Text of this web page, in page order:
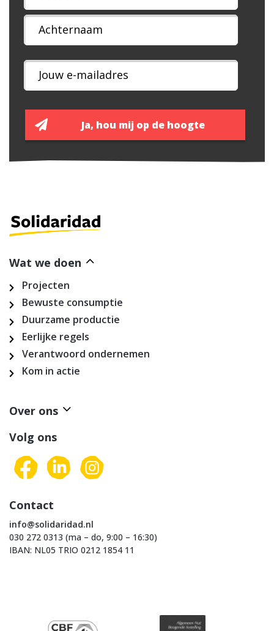
Wat we doen
Projecten
Bewuste consumptie
Duurzame productie
Eerlijke regels
Verantwoord ondernemen
Kom in actie
Over ons
Volg ons
Contact
info@solidaridad.nl
030 272 0313 (ma – do, 9:00 – 16:30)
IBAN: NL05 TRIO 0212 1854 11